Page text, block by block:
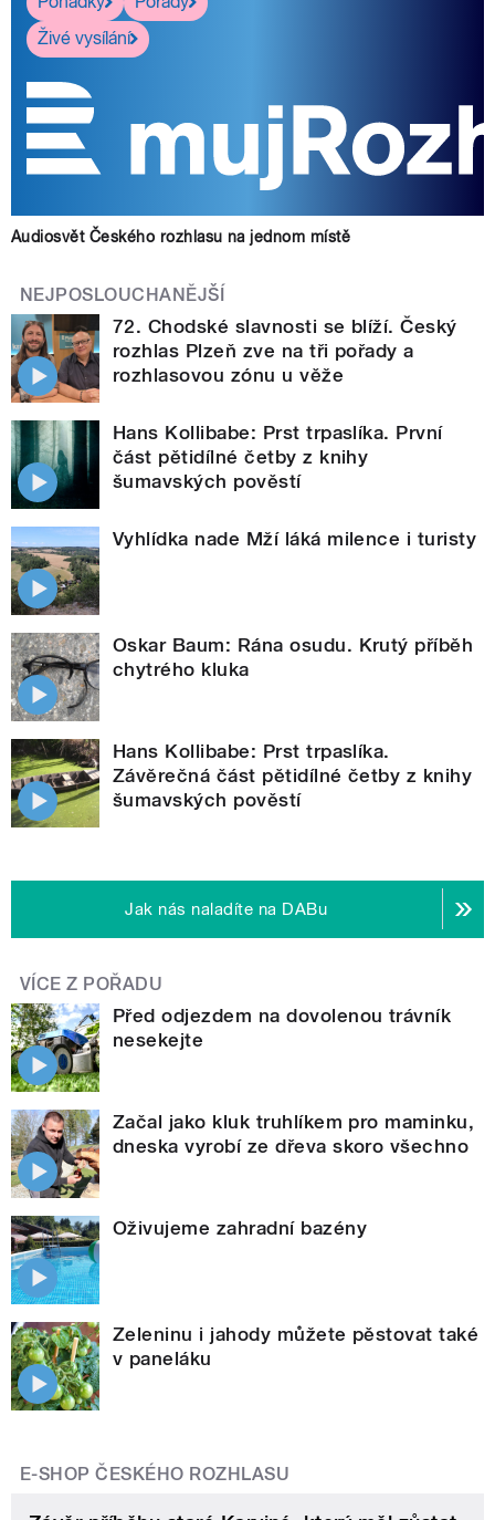
Živé vysílání
Audiosvět Českého rozhlasu na jednom místě
NEJPOSLOUCHANĚJŠÍ
72. Chodské slavnosti se blíží. Český
rozhlas Plzeň zve na tři pořady a
rozhlasovou zónu u věže
Hans Kollibabe: Prst trpaslíka. První
část pětidílné četby z knihy
šumavských pověstí
Vyhlídka nade Mží láká milence i turisty
Oskar Baum: Rána osudu. Krutý příběh
chytrého kluka
Hans Kollibabe: Prst trpaslíka.
Závěrečná část pětidílné četby z knihy
šumavských pověstí
Jak nás naladíte na DABu
VÍCE Z POŘADU
Před odjezdem na dovolenou trávník
nesekejte
Začal jako kluk truhlíkem pro maminku,
dneska vyrobí ze dřeva skoro všechno
Oživujeme zahradní bazény
Zeleninu i jahody můžete pěstovat také
v paneláku
E-SHOP ČESKÉHO ROZHLASU